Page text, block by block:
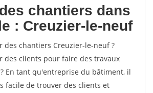
chantiers dans
: Creuzier-le-neuf
des chantiers Creuzier-le-neuf ?
des clients pour faire des travaux
En tant qu'entreprise du bâtiment, il
facile de trouver des clients et